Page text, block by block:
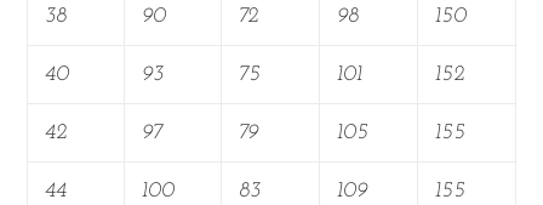
38 90 72 98 150
40 93 75 101 152
42 97 79 105 155
44 100 83 109 155